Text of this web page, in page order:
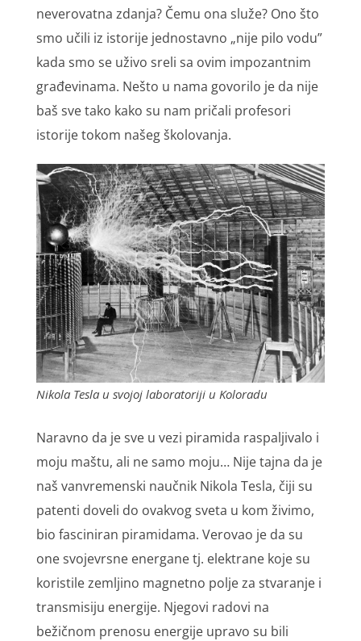
neverovatna zdanja? Čemu ona služe? Ono što
smo učili iz istorije jednostavno „nije pilo vodu”
kada smo se uživo sreli sa ovim impozantnim
građevinama. Nešto u nama govorilo je da nije
baš sve tako kako su nam pričali profesori
istorije tokom našeg školovanja.
Nikola Tesla u svojoj laboratoriji u Koloradu
Naravno da je sve u vezi piramida raspaljivalo i
moju maštu, ali ne samo moju… Nije tajna da je
naš vanvremenski naučnik Nikola Tesla, čiji su
patenti doveli do ovakvog sveta u kom živimo,
bio fasciniran piramidama. Verovao je da su
one svojevrsne energane tj. elektrane koje su
koristile zemljino magnetno polje za stvaranje i
transmisiju energije. Njegovi radovi na
bežičnom prenosu energije upravo su bili